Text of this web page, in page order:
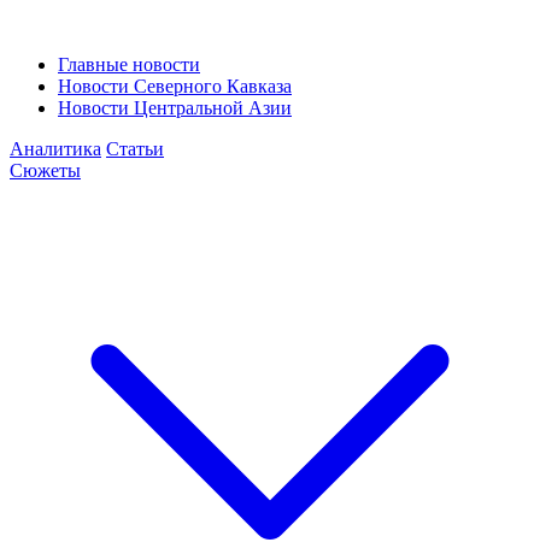
Главные новости
Новости Северного Кавказа
Новости Центральной Азии
Аналитика Статьи
Сюжеты